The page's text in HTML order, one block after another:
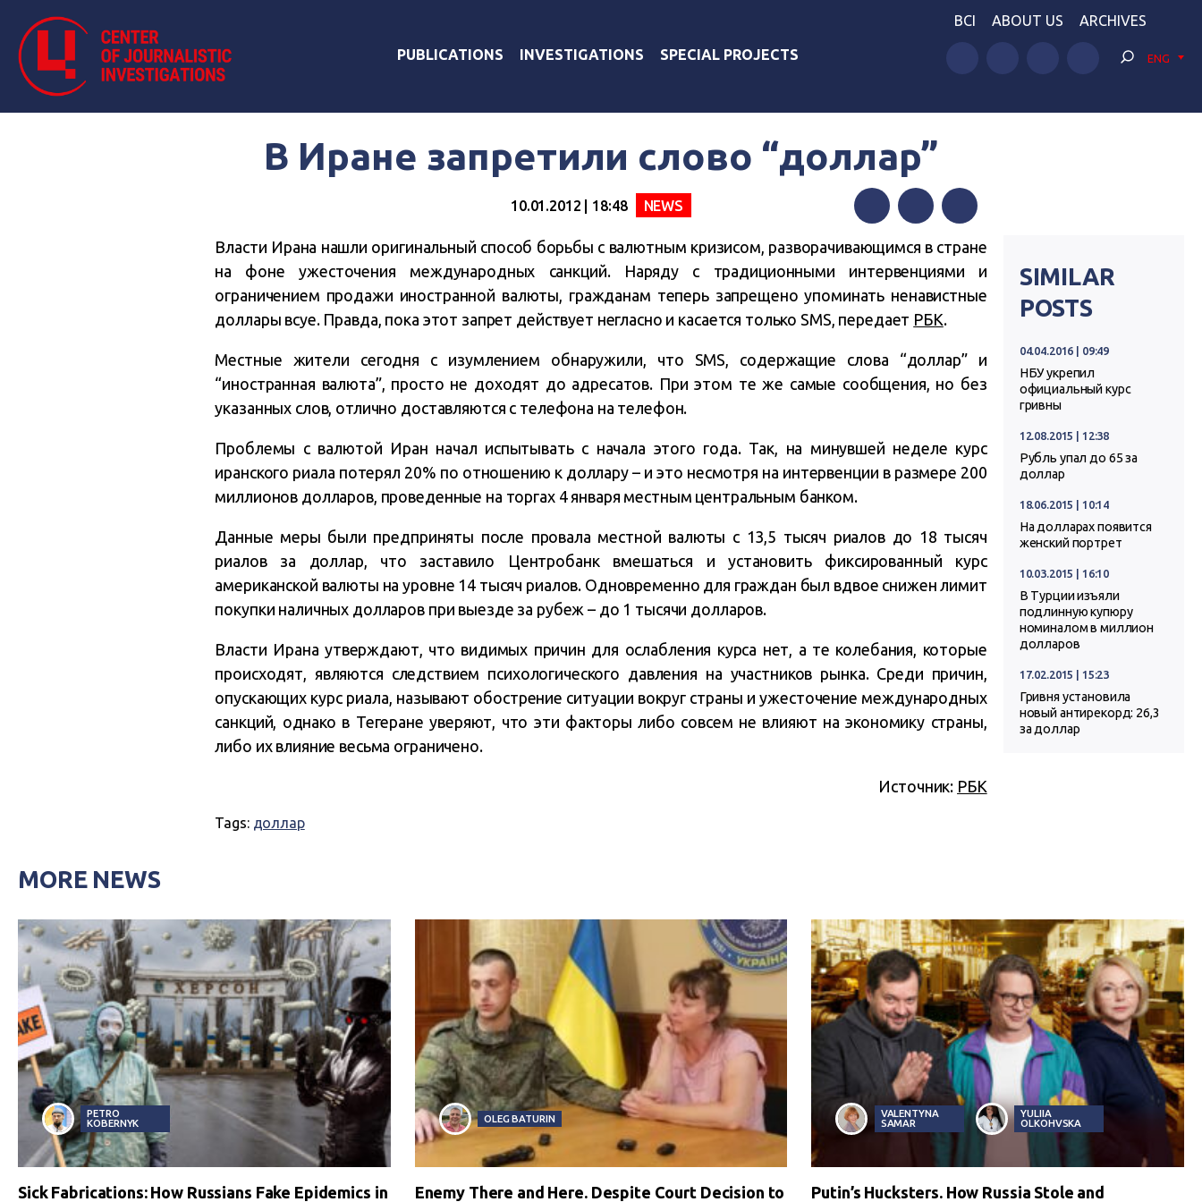
PUBLICATIONS INVESTIGATIONS SPECIAL PROJECTS
BCI ABOUT US ARCHIVES
ENG
В Иране запретили слово “доллар”
10.01.2012 | 18:48 NEWS
FacebookTwitterTelegram
Власти Ирана нашли оригинальный способ борьбы с валютным кризисом, разворачивающимся в стране
на фоне ужесточения международных санкций. Наряду с традиционными интервенциями и
ограничением продажи иностранной валюты, гражданам теперь запрещено упоминать ненавистные
доллары всуе. Правда, пока этот запрет действует негласно и касается только SMS, передает РБК.
Местные жители сегодня с изумлением обнаружили, что SMS, содержащие слова “доллар” и
“иностранная валюта”, просто не доходят до адресатов. При этом те же самые сообщения, но без
указанных слов, отлично доставляются с телефона на телефон.
Проблемы с валютой Иран начал испытывать с начала этого года. Так, на минувшей неделе курс
иранского риала потерял 20% по отношению к доллару – и это несмотря на интервенции в размере 200
миллионов долларов, проведенные на торгах 4 января местным центральным банком.
Данные меры были предприняты после провала местной валюты с 13,5 тысяч риалов до 18 тысяч
риалов за доллар, что заставило Центробанк вмешаться и установить фиксированный курс
американской валюты на уровне 14 тысяч риалов. Одновременно для граждан был вдвое снижен лимит
покупки наличных долларов при выезде за рубеж – до 1 тысячи долларов.
Власти Ирана утверждают, что видимых причин для ослабления курса нет, а те колебания, которые
происходят, являются следствием психологического давления на участников рынка. Среди причин,
опускающих курс риала, называют обострение ситуации вокруг страны и ужесточение международных
санкций, однако в Тегеране уверяют, что эти факторы либо совсем не влияют на экономику страны,
либо их влияние весьма ограничено.
Источник: РБК
Tags: доллар
SIMILAR
POSTS
04.04.2016 | 09:49
НБУ укрепил
официальный курс
гривны
12.08.2015 | 12:38
Рубль упал до 65 за
доллар
18.06.2015 | 10:14
На долларах появится
женский портрет
10.03.2015 | 16:10
В Турции изъяли
подлинную купюру
номиналом в миллион
долларов
17.02.2015 | 15:23
Гривня установила
новый антирекорд: 26,3
за доллар
MORE NEWS
PETRO
KOBERNYK
Sick Fabrications: How Russians Fake Epidemics in
OLEG BATURIN
Enemy There and Here. Despite Court Decision to
VALENTYNA
SAMAR
YULIIA
OLKOHVSKA
Putin’s Hucksters. How Russia Stole and